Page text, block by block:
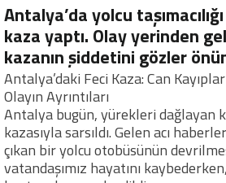
Antalya’da yolcu
kaza yaptı. Olay yerinden
kazanın şiddetini gözler
Antalya’daki Feci Kaza: Can
Olayın Ayrıntıları
Antalya bugün, yürekleri dağlayan
kazasıyla sarsıldı. Gelen acı
çıkan bir yolcu otobüsünün
vatandaşımız hayatını